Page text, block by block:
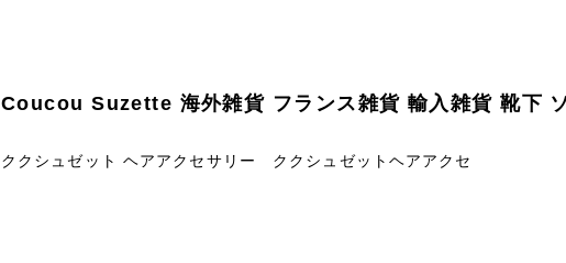
Coucou Suzette 海外雑貨 フランス雑貨 輸入雑貨 靴下
ククシュゼット ヘアアクセサリー ククシュゼットヘアアクセ